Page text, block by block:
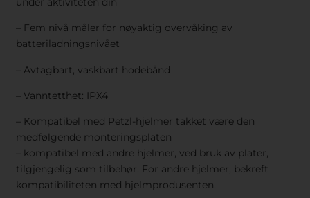
– Fem nivå måler for nøyaktig overvåking av
batteriladningsnivået
– Avtagbart, vaskbart hodebånd
– Vanntetthet: IPX4
– Kompatibel med Petzl-hjelmer takket være den
medfølgende monteringsplaten
– kompatibel med andre hjelmer, ved bruk av plater,
tilgjengelig som tilbehør. For andre hjelmer, bekreft
kompatibiliteten med hjelmprodusenten.